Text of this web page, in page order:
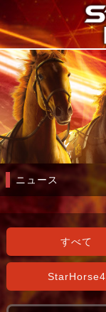
ニュース
すべて
StarHorse4